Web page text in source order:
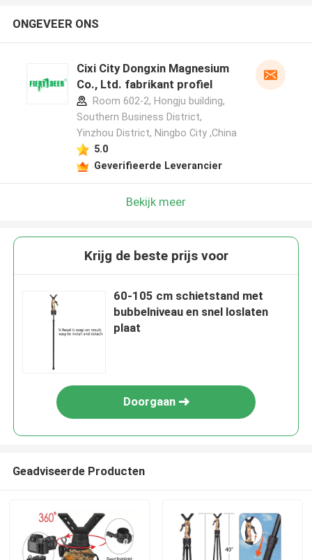
ONGEVEER ONS
Cixi City Dongxin Magnesium
Co., Ltd. fabrikant profiel
Room 602-2, Hongju building,
Southern Business District,
Yinzhou District, Ningbo City ,China
5.0
Geverifieerde Leverancier
Bekijk meer
Krijg de beste prijs voor
60-105 cm schietstand met
bubbelniveau en snel loslaten
plaat
Doorgaan
Geadviseerde Producten